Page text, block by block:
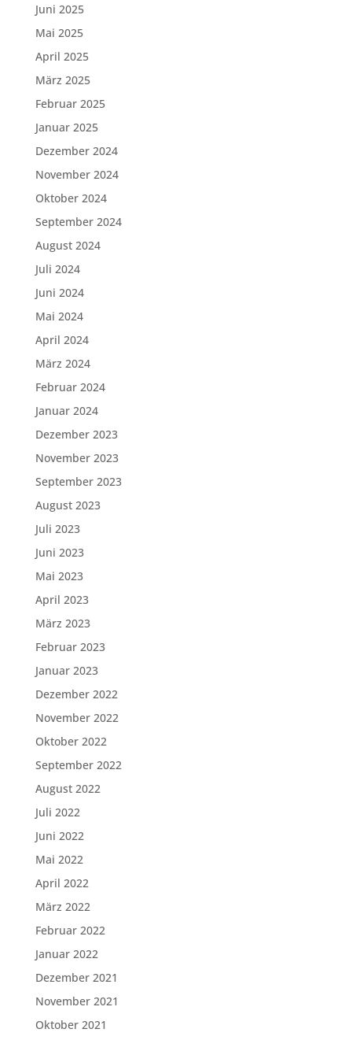
Juni 2025
Mai 2025
April 2025
März 2025
Februar 2025
Januar 2025
Dezember 2024
November 2024
Oktober 2024
September 2024
August 2024
Juli 2024
Juni 2024
Mai 2024
April 2024
März 2024
Februar 2024
Januar 2024
Dezember 2023
November 2023
September 2023
August 2023
Juli 2023
Juni 2023
Mai 2023
April 2023
März 2023
Februar 2023
Januar 2023
Dezember 2022
November 2022
Oktober 2022
September 2022
August 2022
Juli 2022
Juni 2022
Mai 2022
April 2022
März 2022
Februar 2022
Januar 2022
Dezember 2021
November 2021
Oktober 2021